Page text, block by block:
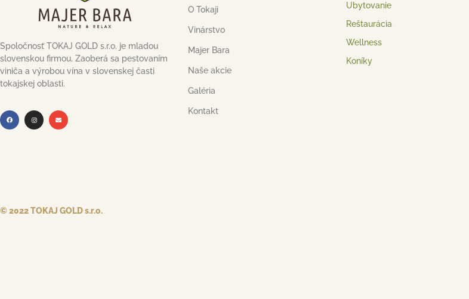
Spoločnosť TOKAJ GOLD s.r.o. je mladou
slovenskou firmou. Zaoberá sa pestovaním
viniča a výrobou vína v slovenskej časti
tokajskej oblasti.
O Tokaji
Vinárstvo
Majer Bara
Naše akcie
Galéria
Kontakt
Ubytovanie
Reštaurácia
Wellness
Koníky
© 2022 TOKAJ GOLD s.r.o.